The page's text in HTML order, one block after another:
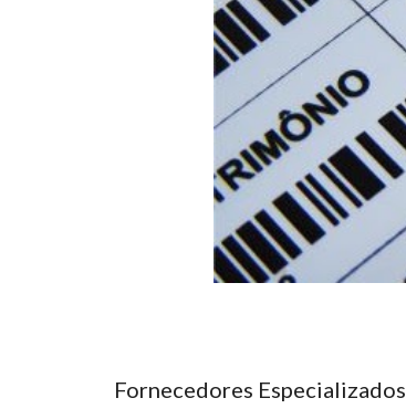
Fornecedores Especializados